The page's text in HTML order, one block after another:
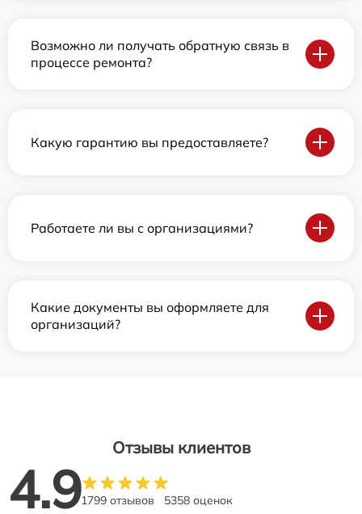
Возможно ли получать обратную связь в
процессе ремонта?
Какую гарантию вы предоставляете?
Работаете ли вы с организациями?
Какие документы вы оформляете для
организаций?
Отзывы клиентов
4.91799 отзывов 5358 оценок